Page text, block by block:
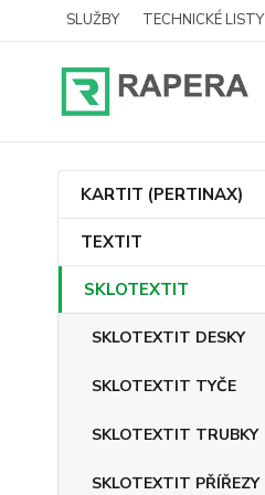
SLUŽBY TECHNICKÉ LISTY
KARTIT (PERTINAX)
TEXTIT
SKLOTEXTIT
SKLOTEXTIT DESKY
SKLOTEXTIT TYČE
SKLOTEXTIT TRUBKY
SKLOTEXTIT PŘÍŘEZY